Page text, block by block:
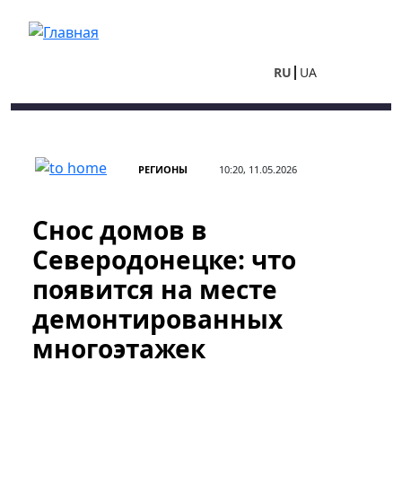
RU UA
РЕГИОНЫ 10:20, 11.05.2026
Снос домов в
Северодонецке: что
появится на месте
демонтированных
многоэтажек